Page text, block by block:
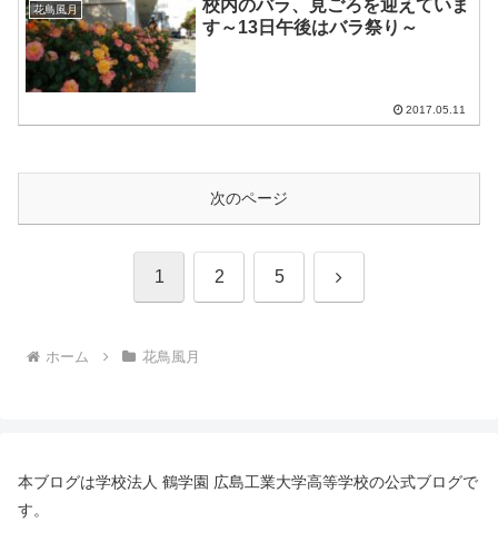
花鳥風月
校内のバラ、見ごろを迎えていま
す～13日午後はバラ祭り～
2017.05.11
次のページ
1 2 5 次
ホーム 花鳥風月
本ブログは学校法人 鶴学園 広島工業大学高等学校の公式ブログで
す。